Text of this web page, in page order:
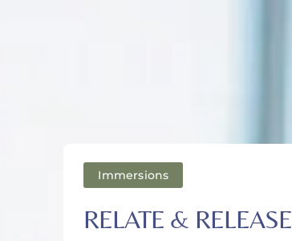
Immersions
RELATE & RELEASE